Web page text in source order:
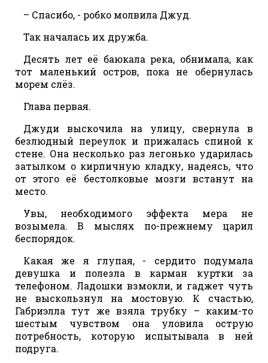
– Спасибо, - робко молвила Джуд.
Так началась их дружба.
Десять лет её баюкала река, обнимала, как
тот маленький остров, пока не обернулась
морем слёз.
Глава первая.
Джуди выскочила на улицу, свернула в
безлюдный переулок и прижалась спиной к
стене. Она несколько раз легонько ударилась
затылком о кирпичную кладку, надеясь, что
от этого её бестолковые мозги встанут на
место.
Увы, необходимого эффекта мера не
возымела. В мыслях по-прежнему царил
беспорядок.
Какая же я глупая, - сердито подумала
девушка и полезла в карман куртки за
телефоном. Ладошки взмокли, и гаджет чуть
не выскользнул на мостовую. К счастью,
Габриэлла тут же взяла трубку – каким-то
шестым чувством она уловила острую
потребность, которую испытывала в ней
подруга.